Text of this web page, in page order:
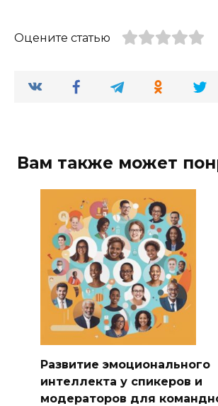
Оцените статью
Вам также может
Развитие эмоционального
интеллекта у спикеров и
модераторов для